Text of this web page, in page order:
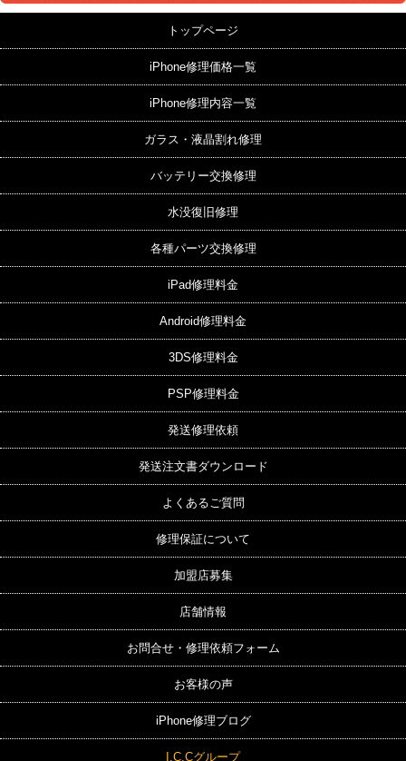
トップページ
iPhone修理価格一覧
iPhone修理内容一覧
ガラス・液晶割れ修理
バッテリー交換修理
水没復旧修理
各種パーツ交換修理
iPad修理料金
Android修理料金
3DS修理料金
PSP修理料金
発送修理依頼
発送注文書ダウンロード
よくあるご質問
修理保証について
加盟店募集
店舗情報
お問合せ・修理依頼フォーム
お客様の声
iPhone修理ブログ
I.C.Cグループ